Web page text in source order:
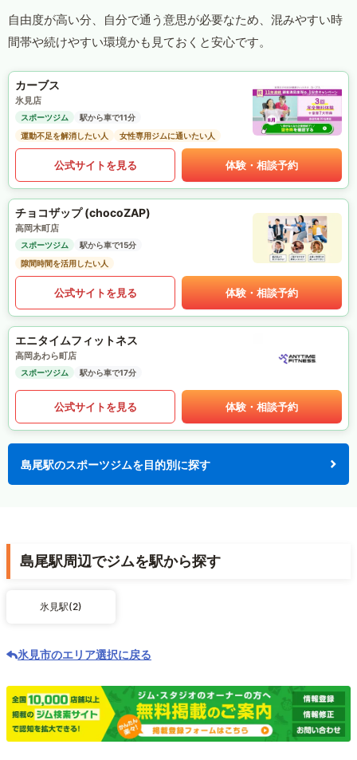
自由度が高い分、自分で通う意思が必要なため、混みやすい時
間帯や続けやすい環境かも見ておくと安心です。
カーブス
氷見店
スポーツジム
駅から車で11分
運動不足を解消したい人
女性専用ジムに通いたい人
公式サイトを見る 体験・相談予約
チョコザップ (chocoZAP)
高岡木町店
スポーツジム
駅から車で15分
隙間時間を活用したい人
公式サイトを見る 体験・相談予約
エニタイムフィットネス
高岡あわら町店
スポーツジム 駅から車で17分
公式サイトを見る 体験・相談予約
島尾駅のスポーツジムを目的別に探す
島尾駅周辺でジムを駅から探す
氷見駅(2)
氷見市のエリア選択に戻る